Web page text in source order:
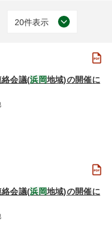
20件表示
絡会議(浜岡地域)の開催に
絡会議(浜岡地域)の開催に